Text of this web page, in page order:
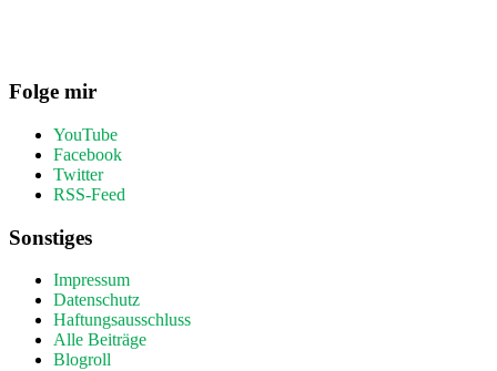
Folge mir
YouTube
Facebook
Twitter
RSS-Feed
Sonstiges
Impressum
Datenschutz
Haftungsausschluss
Alle Beiträge
Blogroll